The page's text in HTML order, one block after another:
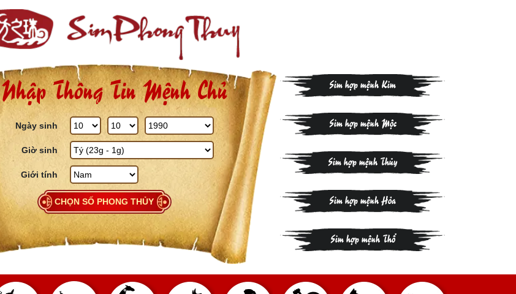
Nhập Thông Tin Mệnh Chủ
Ngày sinh
Giờ sinh
Giới tính
CHỌN SỐ PHONG THỦY
Sim hợp mệnh Kim
Sim hợp mệnh Mộc
Sim hợp mệnh Thủy
Sim hợp mệnh Hỏa
Sim hợp mệnh Thổ